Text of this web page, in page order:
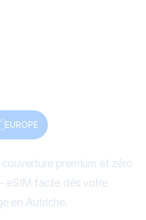
EUROPE
premium et zéro
eSIM facile dès votre
en Autriche.